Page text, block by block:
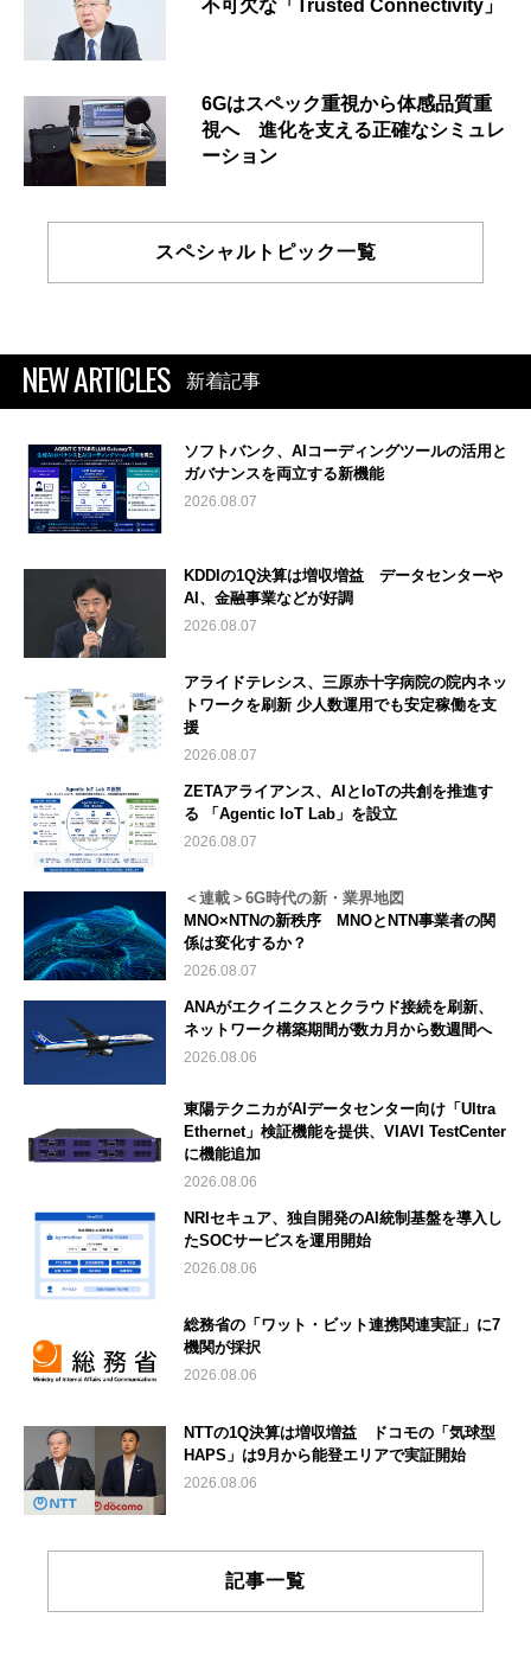
不可欠な「Trusted Connectivity」
6Gはスペック重視から体感品質重
視へ 進化を支える正確なシミュレ
ーション
スペシャルトピック一覧
NEW ARTICLES 新着記事
ソフトバンク、AIコーディングツールの活用と
ガバナンスを両立する新機能
2026.08.07
KDDIの1Q決算は増収増益 データセンターや
AI、金融事業などが好調
2026.08.07
アライドテレシス、三原赤十字病院の院内ネッ
トワークを刷新 少人数運用でも安定稼働を支
援
2026.08.07
ZETAアライアンス、AIとIoTの共創を推進す
る 「Agentic IoT Lab」を設立
2026.08.07
＜連載＞6G時代の新・業界地図
MNO×NTNの新秩序 MNOとNTN事業者の関
係は変化するか？
2026.08.07
ANAがエクイニクスとクラウド接続を刷新、
ネットワーク構築期間が数カ月から数週間へ
2026.08.06
東陽テクニカがAIデータセンター向け「Ultra
Ethernet」検証機能を提供、VIAVI TestCenter
に機能追加
2026.08.06
NRIセキュア、独自開発のAI統制基盤を導入し
たSOCサービスを運用開始
2026.08.06
総務省の「ワット・ビット連携関連実証」に7
機関が採択
2026.08.06
NTTの1Q決算は増収増益 ドコモの「気球型
HAPS」は9月から能登エリアで実証開始
2026.08.06
記事一覧